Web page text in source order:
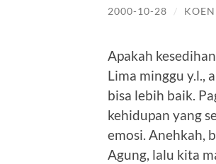
2000-10-28 / KOEN
Apakah
Lima minggu y.l.,
bisa lebih baik.
kehidupan yang
emosi. Anehkah,
Agung, lalu kita